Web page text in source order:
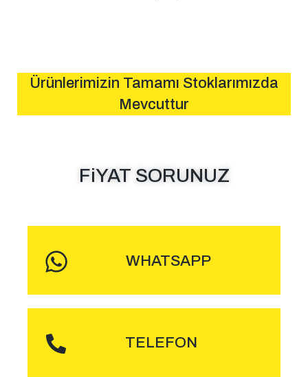
Ürünlerimizin Tamamı Stoklarımızda
Mevcuttur
FiYAT SORUNUZ
WHATSAPP
TELEFON